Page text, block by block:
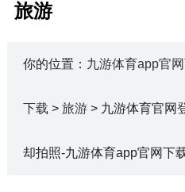
旅游
你的位置： 九游体育app官
下载 > 旅游 > 九游体育官网
却拍照-九游体育app官网下